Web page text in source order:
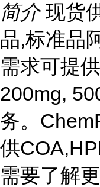
简介 现货
品,标准品
需求可提
200mg,
务。
供
需要了解